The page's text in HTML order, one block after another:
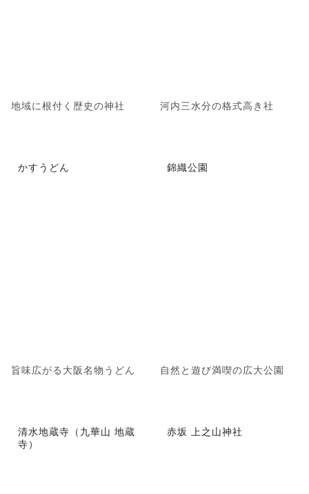
地域に根付く歴史の神社 河内三水分の格式高き社
かすうどん
旨味広がる大阪名物うどん
錦織公園
自然と遊び満喫の広大公園
清水地蔵寺（九華山 地蔵
寺）
赤坂 上之山神社